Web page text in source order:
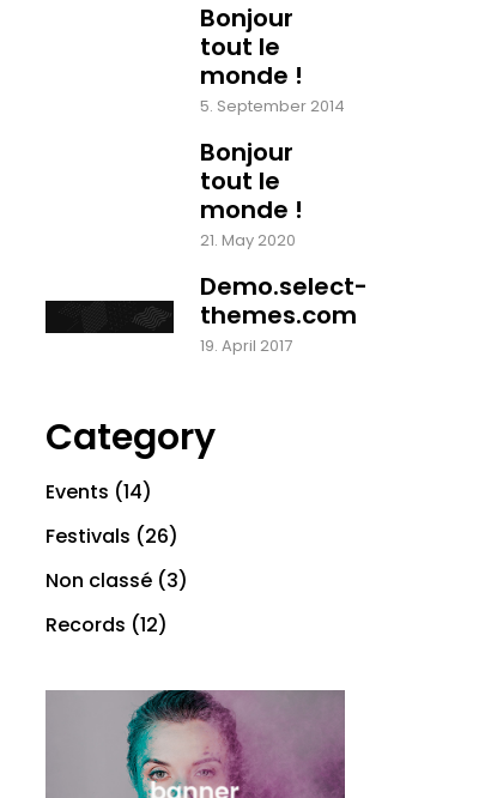
Bonjour
tout le
monde !
5. September 2014
Bonjour
tout le
monde !
21. May 2020
Demo.select-
themes.com
19. April 2017
Category
Events (14)
Festivals (26)
Non classé (3)
Records (12)